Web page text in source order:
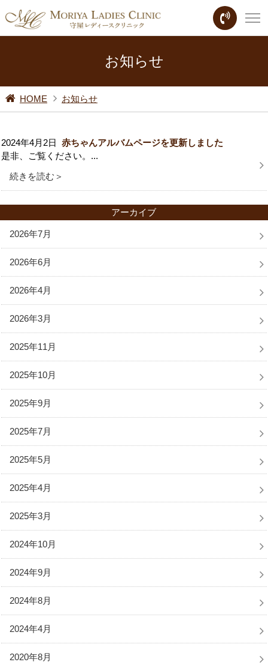
お知らせ
HOME お知らせ
2024年4月2日
赤ちゃんアルバムページを更新しました
是非、ご覧ください。...
続きを読む＞
アーカイブ
2026年7月
2026年6月
2026年4月
2026年3月
2025年11月
2025年10月
2025年9月
2025年7月
2025年5月
2025年4月
2025年3月
2024年10月
2024年9月
2024年8月
2024年4月
2020年8月